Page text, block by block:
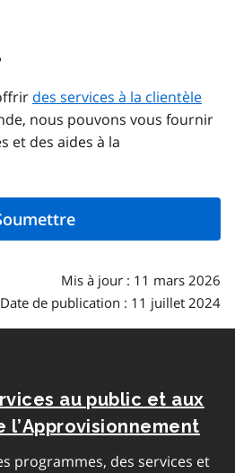
des services à la clientèle
nous pouvons vous fournir
et des aides à la
Mis à jour : 11 mars 2026
Date de publication : 11 juillet 2024
au public et aux
programmes, des services et